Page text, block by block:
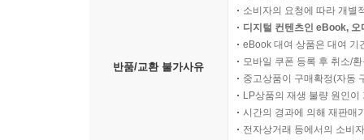
반품/교환 불가사유
소비자의 요청에 따라 개별
디지털 컨텐츠인 eBook,
eBook 대여 상품은 대여 기
모바일 쿠폰 등록 후 취소/
중고상품이 구매확정(자동
LP상품의 재생 불량 원인
시간의 경과에 의해 재판매
전자상거래 등에서의 소비